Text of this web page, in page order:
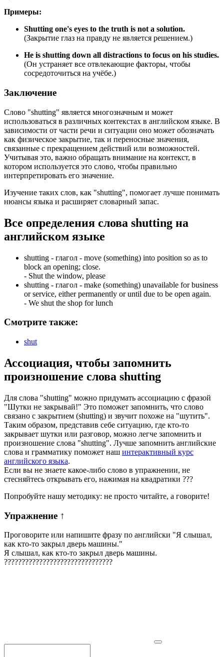
Примеры:
Shutting one's eyes to the truth is not a solution.
(Закрытие глаз на правду не является решением.)
He is shutting down all distractions to focus on his studies.
(Он устраняет все отвлекающие факторы, чтобы
сосредоточиться на учёбе.)
Заключение
Слово "shutting" является многозначным и может
использоваться в различных контекстах в английском языке. В
зависимости от части речи и ситуации оно может обозначать
как физическое закрытие, так и переносные значения,
связанные с прекращением действий или возможностей.
Учитывая это, важно обращать внимание на контекст, в
котором используется это слово, чтобы правильно
интерпретировать его значение.
Изучение таких слов, как "shutting", помогает лучше понимать
нюансы языка и расширяет словарный запас.
Все определения слова shutting на
английском языке
shutting - глагол - move (something) into position so as to
block an opening; close.
- Shut the window, please
shutting - глагол - make (something) unavailable for business
or service, either permanently or until due to be open again.
- We shut the shop for lunch
Смотрите также:
shut
Ассоциация, чтобы запомнить
произношение слова shutting
Для слова "shutting" можно придумать ассоциацию с фразой
"Шутки не закрывай!" Это поможет запомнить, что слово
связано с закрытием (shutting) и звучит похоже на "шутить".
Таким образом, представив себе ситуацию, где кто-то
закрывает шутки или разговор, можно легче запомнить и
произношение слова "shutting". Лучше запомнить английские
слова и грамматику поможет наш интерактивный курс
английского языка.
Если вы не знаете какое-либо слово в упражнении, не
стесняйтесь открывать его, нажимая на квадратики ???
Попробуйте нашу методику: не просто читайте, а говорите!
Упражнение ↑
Проговорите или напишите фразу по английски "Я слышал,
как кто-то закрыл дверь машины."
Я слышал, как кто-то закрыл дверь машины.
???????????????????????????????